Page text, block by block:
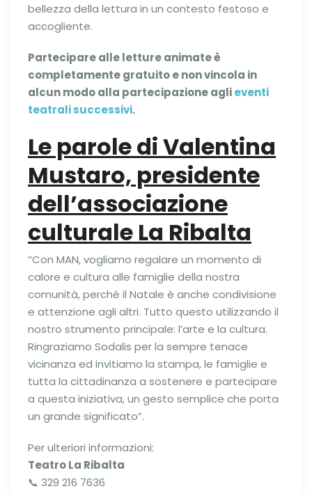
bellezza della lettura in un contesto festoso e
accogliente.
Partecipare alle letture animate è
completamente gratuito e non vincola in
alcun modo alla partecipazione aglieventi
teatrali successivi.
Le parole di Valentina
Mustaro, presidente
dell’associazione
culturale La Ribalta
“Con MAN, vogliamo regalare un momento di
calore e cultura alle famiglie della nostra
comunità, perché il Natale è anche condivisione
e attenzione agli altri. Tutto questo utilizzando il
nostro strumento principale: l’arte e la cultura.
Ringraziamo Sodalis per la sempre tenace
vicinanza ed invitiamo la stampa, le famiglie e
tutta la cittadinanza a sostenere e partecipare
a questa iniziativa, un gesto semplice che porta
un grande significato”.
Per ulteriori informazioni:
Teatro La Ribalta
📞 329 216 7636